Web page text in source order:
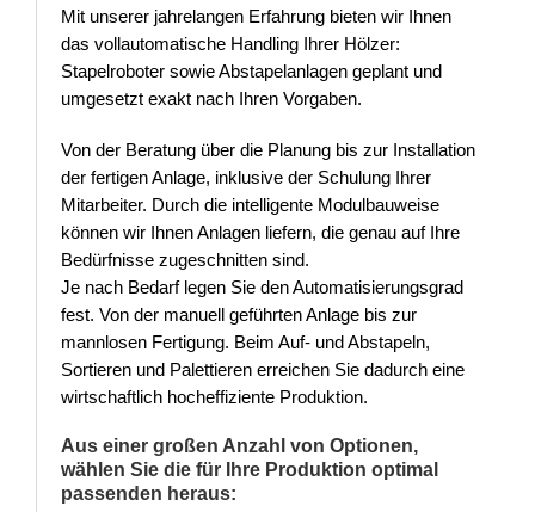
Mit unserer jahrelangen Erfahrung bieten wir Ihnen
das vollautomatische Handling Ihrer Hölzer:
Stapelroboter sowie Abstapelanlagen geplant und
umgesetzt exakt nach Ihren Vorgaben.
Von der Beratung über die Planung bis zur Installation
der fertigen Anlage, inklusive der Schulung Ihrer
Mitarbeiter. Durch die intelligente Modulbauweise
können wir Ihnen Anlagen liefern, die genau auf Ihre
Bedürfnisse zugeschnitten sind.
Je nach Bedarf legen Sie den Automatisierungsgrad
fest. Von der manuell geführten Anlage bis zur
mannlosen Fertigung. Beim Auf- und Abstapeln,
Sortieren und Palettieren erreichen Sie dadurch eine
wirtschaftlich hocheffiziente Produktion.
Aus einer großen Anzahl von Optionen,
wählen Sie die für Ihre Produktion optimal
passenden heraus: